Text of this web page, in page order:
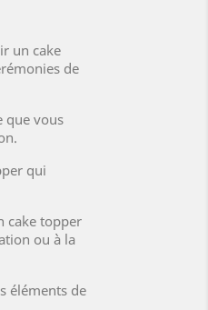
un cake
de
que vous
qui
cake topper
ou à la
éléments de